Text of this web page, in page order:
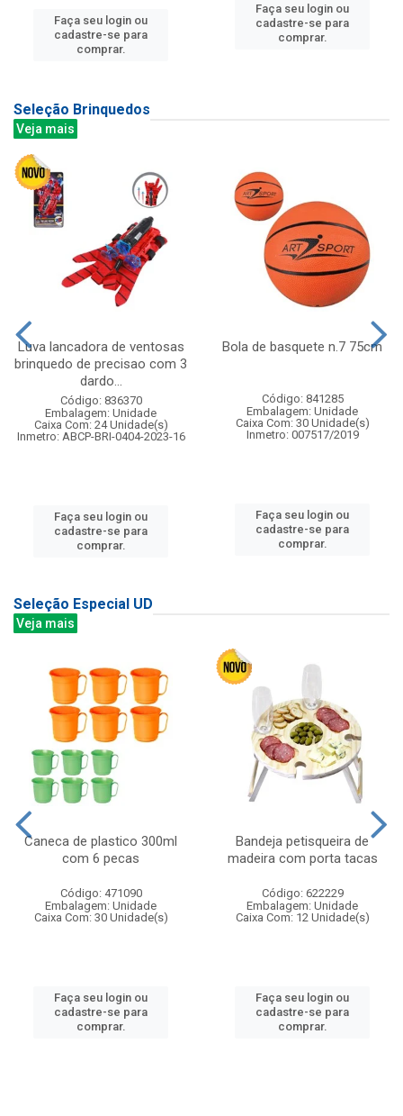
Faça seu login ou
cadastre-se para
comprar.
Faça seu login ou
cadastre-se para
comprar.
Seleção Brinquedos
Veja mais
Luva lancadora de ventosas
brinquedo de precisao com 3
dardo...
Código: 836370
Embalagem: Unidade
Caixa Com: 24 Unidade(s)
Inmetro: ABCP-BRI-0404-2023-16
Faça seu login ou
cadastre-se para
comprar.
Bola de basquete n.7 75cm
Código: 841285
Embalagem: Unidade
Caixa Com: 30 Unidade(s)
Inmetro: 007517/2019
Faça seu login ou
cadastre-se para
comprar.
Seleção Especial UD
Veja mais
Caneca de plastico 300ml
com 6 pecas
Código: 471090
Embalagem: Unidade
Caixa Com: 30 Unidade(s)
Faça seu login ou
cadastre-se para
comprar.
Bandeja petisqueira de
madeira com porta tacas
Código: 622229
Embalagem: Unidade
Caixa Com: 12 Unidade(s)
Faça seu login ou
cadastre-se para
comprar.